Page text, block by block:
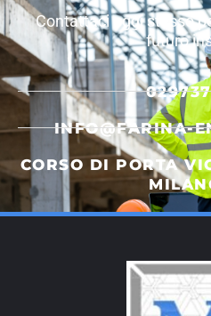
Contattaci oggi stesso
futuro
INFO@FARINA-
CORSO DI PORTA